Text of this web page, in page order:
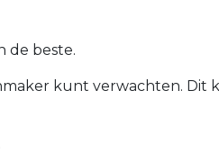
de beste.
kunt verwachten.